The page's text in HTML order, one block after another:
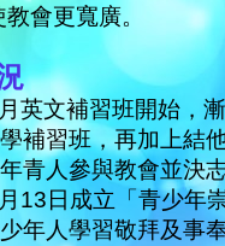
會更寬廣。
月英文補習班開始，
補習班，再加上結
青人參與教會並決志
月 13 日成立「青少年
年人學習敬拜及事奉